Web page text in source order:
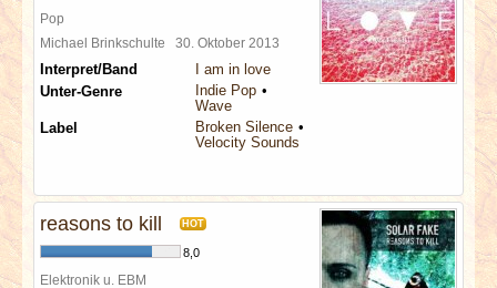
REDAKTION
LINKS
Pop
Michael Brinkschulte 30. Oktober 2013
Interpret/Band
I am in love
Unter-Genre
Indie Pop
Wave
Label
Broken Silence
Velocity Sounds
reasons to kill HOT
8,0
Elektronik u. EBM